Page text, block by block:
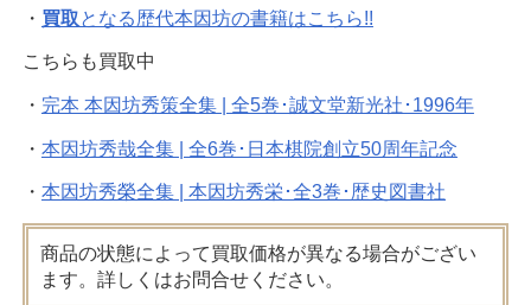
・ 買取となる歴代本因坊の書籍はこちら!!
こちらも買取中
・ 完本 本因坊秀策全集 | 全5巻･誠文堂新光社･1996年
・ 本因坊秀哉全集 | 全6巻･日本棋院創立50周年記念
・ 本因坊秀榮全集 | 本因坊秀栄･全3巻･歴史図書社
商品の状態によって買取価格が異なる場合がござい
ます。詳しくはお問合せください。